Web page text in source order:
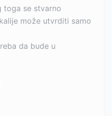
toga se stvarno
može utvrditi samo
da bude u